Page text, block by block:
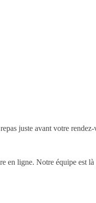
juste avant votre rendez-
en ligne. Notre équipe est